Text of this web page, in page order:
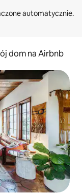
dom na Airbnb